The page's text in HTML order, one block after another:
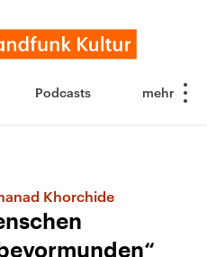
Podcasts
Khorchide